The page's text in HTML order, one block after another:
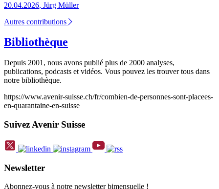
20.04.2026, Jürg Müller
Autres contributions
Bibliothèque
Depuis 2001, nous avons publié plus de 2000 analyses,
publications, podcasts et vidéos. Vous pouvez les trouver tous dans
notre bibliothèque.
https://www.avenir-suisse.ch/fr/combien-de-personnes-sont-placees-
en-quarantaine-en-suisse
Suivez Avenir Suisse
Newsletter
Abonnez-vous à notre newsletter bimensuelle !